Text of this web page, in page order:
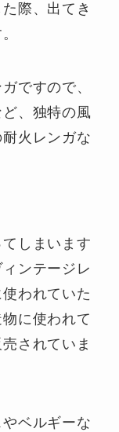
際、出てき
ですので、
、独特の風
火レンガな
しまいます
ンテージレ
われていた
に使われて
されていま
ベルギーな